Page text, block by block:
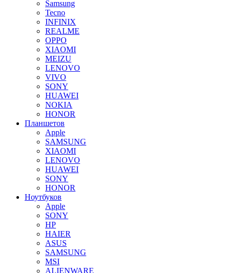
Samsung
Tecno
INFINIX
REALME
OPPO
XIAOMI
MEIZU
LENOVO
VIVO
SONY
HUAWEI
NOKIA
HONOR
Планшетов
Apple
SAMSUNG
XIAOMI
LENOVO
HUAWEI
SONY
HONOR
Ноутбуков
Apple
SONY
HP
HAIER
ASUS
SAMSUNG
MSI
ALIENWARE